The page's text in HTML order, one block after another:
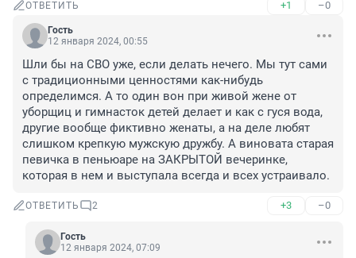
ОТВЕТИТЬ +1 –0
Гость
12 января 2024, 00:55
Шли бы на СВО уже, если делать нечего. Мы тут сами
с традиционными ценностями как-нибудь
определимся. А то один вон при живой жене от
уборщиц и гимнасток детей делает и как с гуся вода,
другие вообще фиктивно женаты, а на деле любят
слишком крепкую мужскую дружбу. А виновата старая
певичка в пеньюаре на ЗАКРЫТОЙ вечеринке,
которая в нем и выступала всегда и всех устраивало.
ОТВЕТИТЬ 2 +3 –0
Гость
12 января 2024, 07:09